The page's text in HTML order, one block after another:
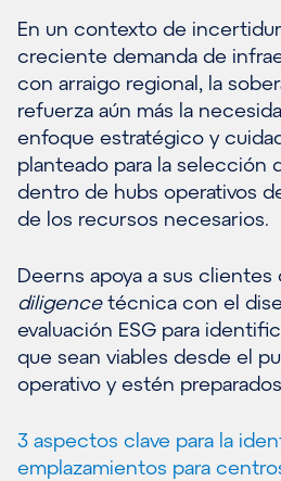
En un contexto de
creciente demanda de
con arraigo regional, la
refuerza aún más la
enfoque estratégico y
planteado para la selección
dentro de hubs operativos
de los recursos necesarios.
Deerns apoya a sus
diligencetécnica con el
evaluación ESG para
que sean viables desde el
operativo y estén
3 aspectos clave para la
emplazamientos para